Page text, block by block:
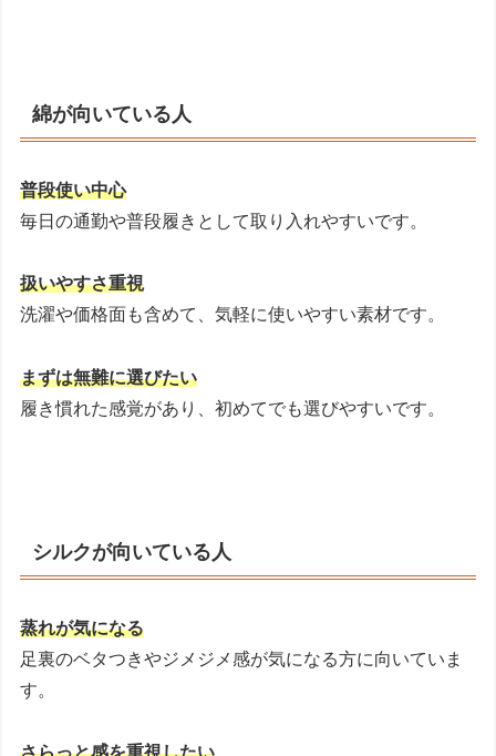
綿が向いている人
普段使い中心
毎日の通勤や普段履きとして取り入れやすいです。
扱いやすさ重視
洗濯や価格面も含めて、気軽に使いやすい素材です。
まずは無難に選びたい
履き慣れた感覚があり、初めてでも選びやすいです。
シルクが向いている人
蒸れが気になる
足裏のベタつきやジメジメ感が気になる方に向いていま
す。